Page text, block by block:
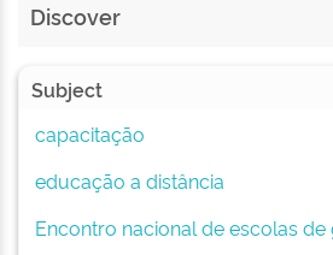
Discover
Subject
capacitação
educação a distância
Encontro nacional de escolas de